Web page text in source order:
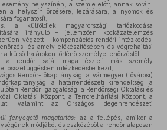
helyszínén, a szemle előtt, annak során,
a helyszín őrzésére, lezárására, a nyomok és
foganatosít,
a külföldiek magyarországi tartózkodása
irányuló – jellemzően kockázatelemzés
végzett – kompenzációs rendőri intézkedés,
és amely előkészítésében és végrehajtási
külső határokon történő személyellenőrzéstől,
a rendőr saját maga észleli más személy
összefüggésben intézkedésbe kezd,
Rendőr-főkapitányság, a vármegyei (fővárosi)
a határrendészeti kirendeltség, a
Rendőr Igazgatóság, a Rendőrségi Oktatási és
Oktatási Központ, a Terrorelhárítási Központ, a
valamint az Országos Idegenrendészeti
fenyegető magatartás:
az a fellépés, amikor a
módjából és eszközéből a rendőr alaposan